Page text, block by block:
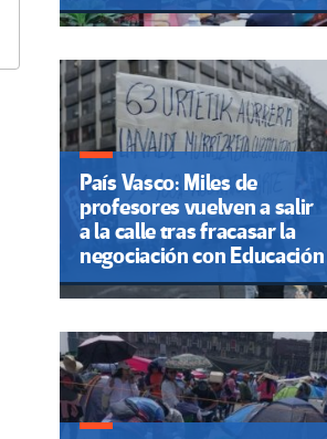
País Vasco: Miles de
profesores vuelven a salir
a la calle tras fracasar la
negociación con Educación